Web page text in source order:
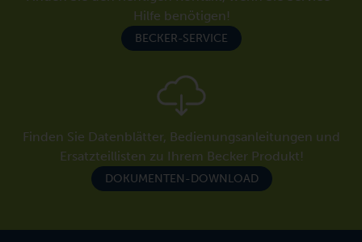
Hilfe benötigen!
BECKER-SERVICE
Finden Sie Datenblätter, Bedienungsanleitungen und
Ersatzteillisten zu Ihrem Becker Produkt!
DOKUMENTEN-DOWNLOAD